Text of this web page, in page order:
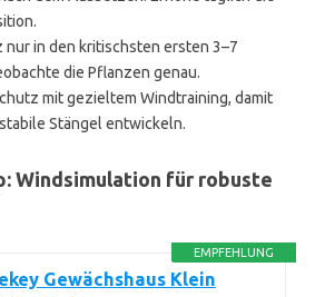
nur in den kritischsten ersten 3–7
die Pflanzen genau.
mit gezieltem Windtraining, damit
Stängel entwickeln.
Windsimulation für robuste
EMPFEHLUNG
Gewächshaus Klein